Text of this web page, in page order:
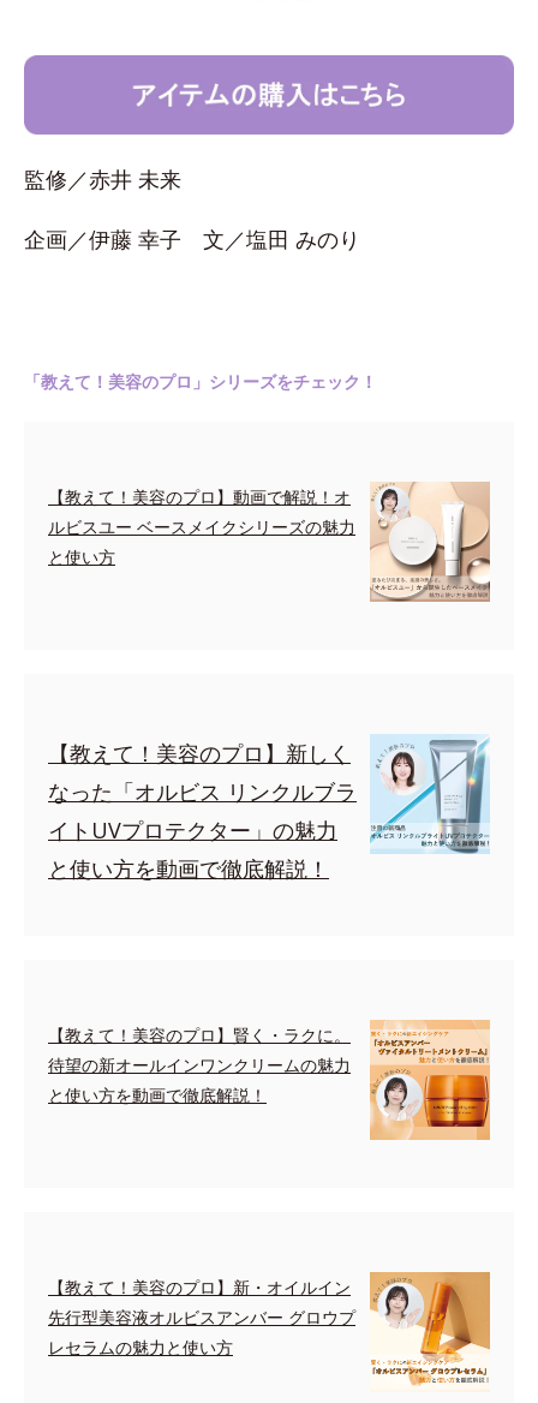
監修／赤井 未来
企画／伊藤 幸子 文／塩田 みのり
「教えて！美容のプロ」シリーズをチェック！
【教えて！美容のプロ】動画で解説！オ
ルビスユー ベースメイクシリーズの魅力
と使い方
【教えて！美容のプロ】新しく
なった「オルビス リンクルブラ
イトUVプロテクター」の魅力
と使い方を動画で徹底解説！
【教えて！美容のプロ】賢く・ラクに。
待望の新オールインワンクリームの魅力
と使い方を動画で徹底解説！
【教えて！美容のプロ】新・オイルイン
先行型美容液オルビスアンバー グロウプ
レセラムの魅力と使い方